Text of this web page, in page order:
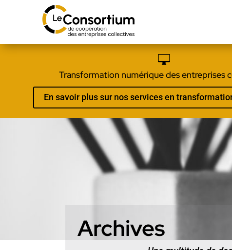

Transformation numérique des entreprises
En savoir plus sur nos services en
Archives